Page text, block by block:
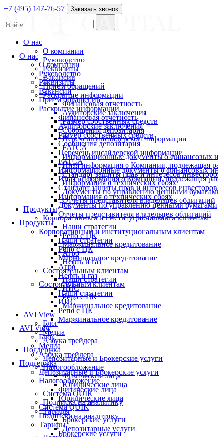
О нас
О компании
Руководство
Реквизиты
Вакансии
Прием обращений
Раскрытие информации
Финансовая отчетность
Аудиторские заключения
Размер собственных средств
Сообщения депозитария
Перечень инсайдерской информации
FATCA
Информационные документы о финансовых
Иная информация о Компании, подлежащая
Стандарт защиты прав и интересов инвесторов
Информация о технических сбоях
Документы по управлению ценными бумагами
Отчеты представителя владельцев облигаций
Продукты
Корпоративным и институциональным клиентам
Наши стратегии
Репо с ЦК
Маржинальное кредитование
Агро
Нефть и газ
Состоятельным клиентам
Наши стратегии
ИИС
Репо с ЦК
Маржинальное кредитование
AVI View
Блог
Медиа
Азбука трейдера
Поддержка
Депозитарные и Брокерские услуги
Налогообложение
Физические лица
Юридические лица
Система QUIK
Подписка на аналитику
Тарифы
Брокерские услуги
+7 (495) 147-76-57 Заказать звонок
О нас
О компании
Руководство
Реквизиты
Вакансии
Прием обращений
Раскрытие информации
Финансовая отчетность
Аудиторские заключения
Размер собственных средств
Сообщения депозитария
Перечень инсайдерской информации
FATCA
Информационные документы о финансовых
Иная информация о Компании, подлежащая
Стандарт защиты прав и интересов
Информация о технических сбоях
Документы по управлению ценными
Отчеты представителя владельцев облигаций
Продукты
Корпоративным и институциональным клиентам
Наши стратегии
Репо с ЦК
Маржинальное кредитование
Агро
Нефть и газ
Состоятельным клиентам
Наши стратегии
ИИС
Репо с ЦК
Маржинальное кредитование
AVI View
Блог
Медиа
Азбука трейдера
Поддержка
Депозитарные и Брокерские услуги
Налогообложение
Физические лица
Юридические лица
Система QUIK
Подписка на аналитику
Тарифы
Брокерские услуги
Депозитарные услуги